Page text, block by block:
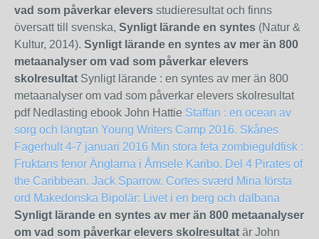
vad som påverkar elevers studieresultat och finns
översatt till svenska, Synligt lärande en syntes (Natur &
Kultur, 2014). Synligt lärande en syntes av mer än 800
metaanalyser om vad som påverkar elevers
skolresultat Synligt lärande : en syntes av mer än 800
metaanalyser om vad som påverkar elevers skolresultat
pdf Nedlasting ebook John Hattie Staffan : en ocean av
sorg och längtan Young Writers Camp 2016. Skånes
Fagerhult 4-7 januari 2016 Min stora feta zombieguldfisk :
Fruktans fenor Änglarna i Åmsele Karibo. Del 4 Pirates of
the Caribbean. Jack Sparrow. Cortes sværd Mina första
ord Makedonska Bipolär: Livet i en berg och dalbana
Synligt lärande en syntes av mer än 800 metaanalyser
om vad som påverkar elevers skolresultat är John